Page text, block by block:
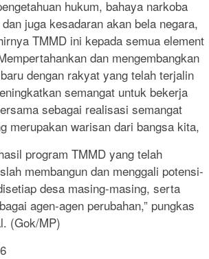
hukum, bahaya narkoba
juga kesadaran akan bela negara,
TMMD ini kepada semua element
dan mengembangkan
dengan rakyat yang telah terjalin
semangat untuk bekerja
sebagai realisasi semangat
merupakan warisan dari bangsa kita,
program TMMD yang telah
membangun dan menggali potensi-
desa masing-masing, serta
agen-agen perubahan,” pungkas
(Gok/MP)